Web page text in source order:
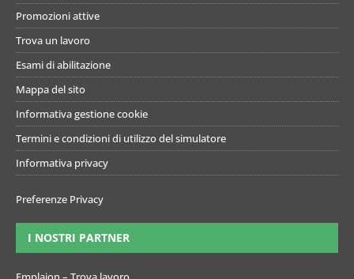
Promozioni attive
Trova un lavoro
Esami di abilitazione
Mappa del sito
Informativa gestione cookie
Termini e condizioni di utilizzo del simulatore
Informativa privacy
Preferenze Privacy
I NOSTRI PARTNER